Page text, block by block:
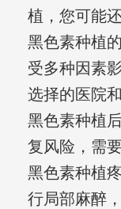
植，您可能
黑色素种植
受多种因素
选择的医院
黑色素种植
复风险，需
黑色素种植
行局部麻醉